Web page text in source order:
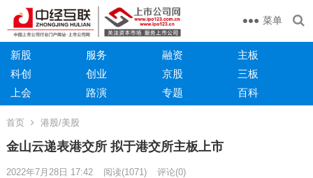
菜单
新股 服务 融资
主板
科创
创业 京股
三板
上会
路演 专题 百科
首页 港股/美股
金山云递表港交所 拟于港交所主板上市
2022年7月28日 17:42 阅读(1071) 评论(0)